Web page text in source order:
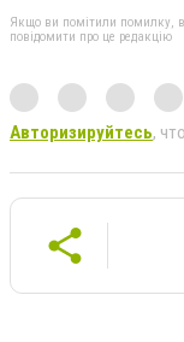
Якщо ви помітили помилку,
повідомити про це редакцію
Авторизируйтесь,